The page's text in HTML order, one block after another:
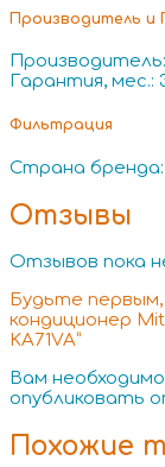
Производитель и
Гарантия, мес.:
Фильтрация
Страна бренда:
Отзывы
Отзывов пока
Будьте
кондиционер
KA71VA”
Вам необходимо
опубликовать
Похожие